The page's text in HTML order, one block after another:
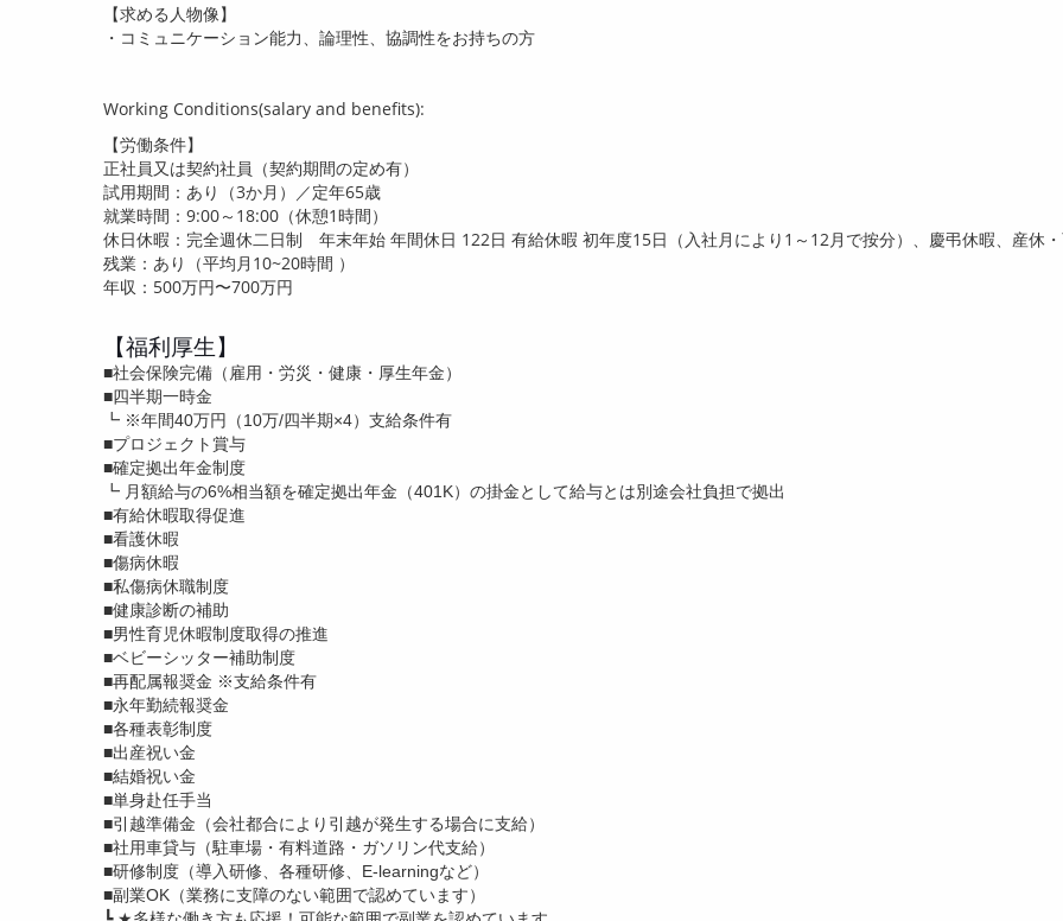
【求める人物像】
・コミュニケーション能力、論理性、協調性をお持ちの方
Working Conditions(salary and benefits):
【労働条件】
正社員又は契約社員（契約期間の定め有）
試用期間：あり（3か月）／定年65歳
就業時間： 9:00～ 18:00 （休憩1時間）
休日休暇：完全週休二日制 年末年始 年間休日 122日 有給休暇 初年度15日（入社月により 1 ～ 12 月で按分）、慶弔休暇、産休
残業：あり（平均月 10~20時間 ）
年収： 500万円〜700万円
【福利厚生】
■社会保険完備（雇用・労災・健康・厚生年金）
■四半期一時金
┗ ※年間40万円（10万/四半期×4）支給条件有
■プロジェクト賞与
■確定拠出年金制度
┗ 月額給与の6%相当額を確定拠出年金（401K）の掛金として給与とは別途会社負担で拠出
■有給休暇取得促進
■看護休暇
■傷病休暇
■私傷病休職制度
■健康診断の補助
■男性育児休暇制度取得の推進
■ベビーシッター補助制度
■再配属報奨金 ※支給条件有
■永年勤続報奨金
■各種表彰制度
■出産祝い金
■結婚祝い金
■単身赴任手当
■引越準備金（会社都合により引越が発生する場合に支給）
■社用車貸与（駐車場・有料道路・ガソリン代支給）
■研修制度（導入研修、各種研修、E-learningなど）
■副業OK（業務に支障のない範囲で認めています）